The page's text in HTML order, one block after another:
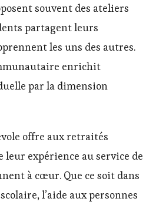
souvent des ateliers
partagent leurs
les uns des autres.
enrichit
par la dimension
offre aux retraités
leur expérience au service de
à cœur. Que ce soit dans
l’aide aux personnes